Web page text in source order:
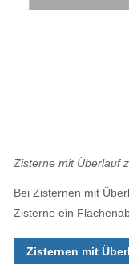
Zisterne mit Überlauf
Bei Zisternen mit
Zisterne ein
Zisternen mit